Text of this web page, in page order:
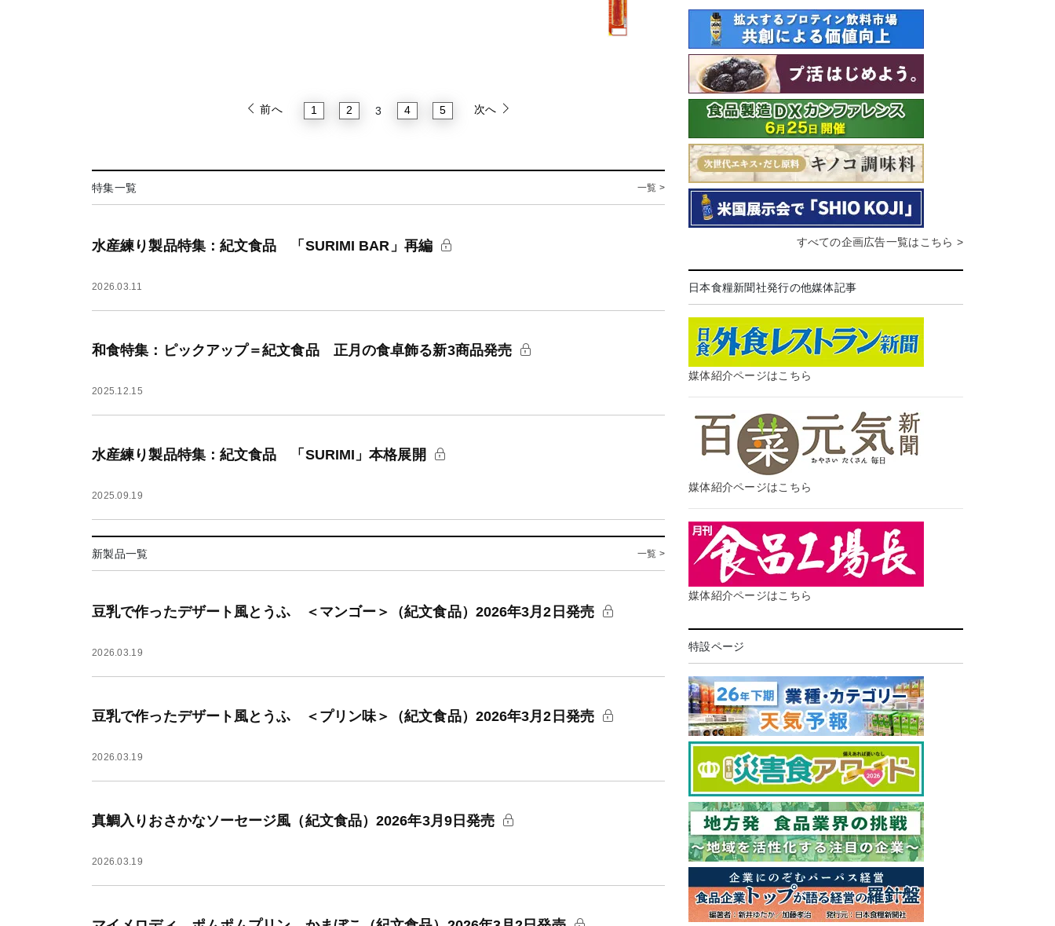
前へ 1 2 3 4 5 次へ
特集一覧 一覧 >
水産練り製品特集：紀文食品 「SURIMI BAR」再編
2026.03.11
和食特集：ピックアップ＝紀文食品 正月の食卓飾る新3商品発売
2025.12.15
水産練り製品特集：紀文食品 「SURIMI」本格展開
2025.09.19
新製品一覧 一覧 >
豆乳で作ったデザート風とうふ ＜マンゴー＞（紀文食品）2026年3月2日発売
2026.03.19
豆乳で作ったデザート風とうふ ＜プリン味＞（紀文食品）2026年3月2日発売
2026.03.19
真鯛入りおさかなソーセージ風（紀文食品）2026年3月9日発売
2026.03.19
すべての企画広告一覧はこちら >
日本食糧新聞社発行の他媒体記事
媒体紹介ページはこちら
媒体紹介ページはこちら
媒体紹介ページはこちら
特設ページ